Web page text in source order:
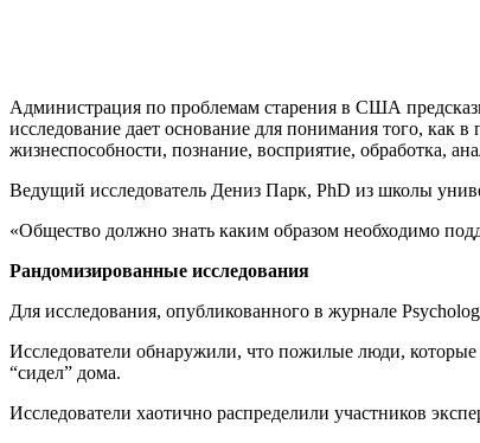
Администрация по проблемам старения в США
исследование дает основание для понимания того, как
жизнеспособности, познание, восприятие, обработка,
Ведущий исследователь Дениз Парк, PhD из школы
«Общество должно знать каким образом необходимо
Рандомизированные исследования
Для исследования, опубликованного в журнале
Исследователи обнаружили, что пожилые люди,
“сидел” дома.
Исследователи хаотично распределили участников